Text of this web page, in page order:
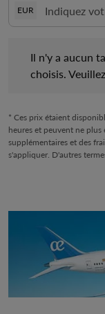
EUR
Il n'y a aucun
choisis.
* Ces prix étaient
heures et peuvent ne plus
supplémentaires et des
s'appliquer. D'autres